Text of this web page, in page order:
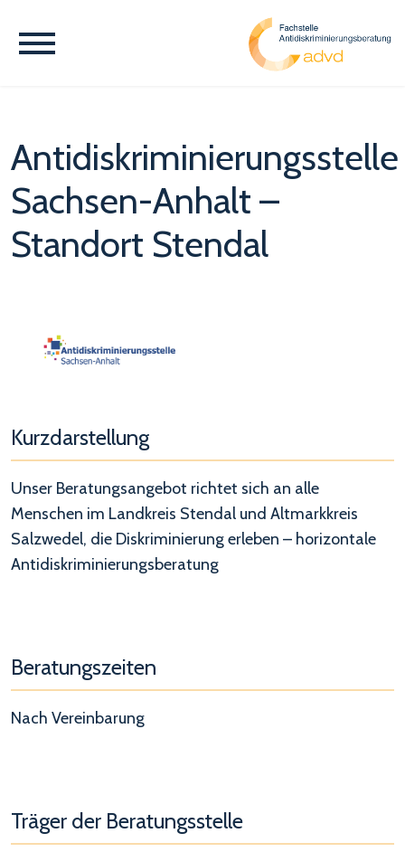
Antidiskriminierungsstelle
Sachsen-Anhalt –
Standort Stendal
Kurzdarstellung
Unser Beratungsangebot richtet sich an alle
Menschen im Landkreis Stendal und Altmarkkreis
Salzwedel, die Diskriminierung erleben – horizontale
Antidiskriminierungsberatung
Beratungszeiten
Nach Vereinbarung
Träger der Beratungsstelle